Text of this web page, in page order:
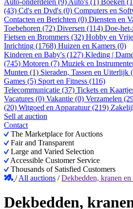
Auto-onderdelen (9) Auto's (1) Boeken
(43) Cd's en Dvd's (0) Computers en
Contacten en Berichten (0) Diensten en
Toebehoren (72) Diversen (114) Doe-
Fietsen en Brommers (32) Hobby en
Inrichting (1768) Huizen en Kamers (0)
Kinderen en Baby's (127) Kleding |
(745) Motoren (7) Muziek en
Munten (1) Sieraden, Tassen en Uiterlijk
Games (5) Sport en Fitness (116)
Telecommunicatie (37) Tickets en
Vacatures (0) Vakantie (0) Verzamelen
(20) Witgoed en Apparatuur (219)
Sell at auction
Contact
The Marketplace for Auctions
Fair and Transparent
Large and Varied Selection
Accessible Customer Service
Thousands of Satisfied Customers
/All auctions /Dekbedden, kranen
Dekbedden,